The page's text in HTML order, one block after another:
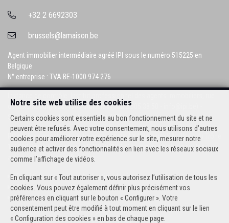
Notre site web utilise des cookies
Certains cookies sont essentiels au bon fonctionnement du site et ne
peuvent être refusés. Avec votre consentement, nous utilisons d’autres
cookies pour améliorer votre expérience sur le site, mesurer notre
audience et activer des fonctionnalités en lien avec les réseaux sociaux
comme l’affichage de vidéos.
En cliquant sur « Tout autoriser », vous autorisez l’utilisation de tous les
cookies. Vous pouvez également définir plus précisément vos
préférences en cliquant sur le bouton « Configurer ». Votre
consentement peut être modifié à tout moment en cliquant sur le lien
« Configuration des cookies » en bas de chaque page.
+32 2 6692303
brussels@lamaison.be
Agent immobilier intermédiaire agréé IPI sous le numéro 515225 en
Belgique
N° entreprise : TVA BE-1000 974 276
du Luxembourg 16B, 1000 Bruxelles (+32 2 505 38 50 - info@ipi.be) -
Soumis aucode déontologique de l’ IPI
RC professionnelle et cautionnement via AXA Belgium SA, Place du Trône
1, 1000 Bruxelles – police n° 730390160. Couverture valable pour les
activités réalisées en Belgique
Conditions générales d'utilisation du site
Charte de la protection de la vie privée
Configuration des cookies